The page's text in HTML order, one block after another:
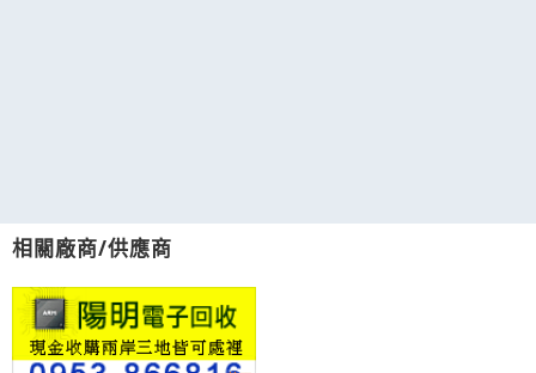
相關廠商/供應商